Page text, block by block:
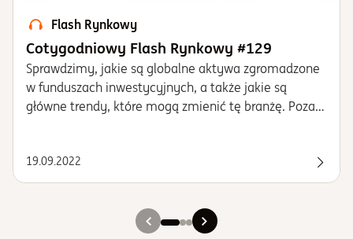
Flash Rynkowy
Cotygodniowy Flash Rynkowy #129
Sprawdzimy, jakie są globalne aktywa zgromadzone
w funduszach inwestycyjnych, a także jakie są
główne trendy, które mogą zmienić tę branżę. Poza
19.09.2022
Slajd 1
Slajd 2
Slajd 3